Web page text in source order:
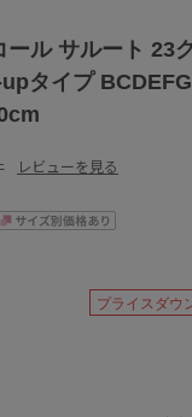
ル サルート 23
タイプ
レビューを見る
プライスダウ